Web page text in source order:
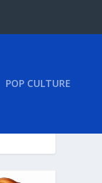
POP CULTURE